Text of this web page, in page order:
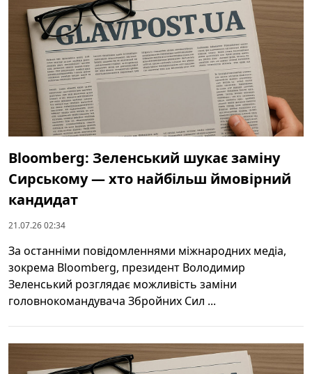
Bloomberg: Зеленський шукає заміну
Сирському — хто найбільш ймовірний
кандидат
21.07.26 02:34
За останніми повідомленнями міжнародних медіа,
зокрема Bloomberg, президент Володимир
Зеленський розглядає можливість заміни
головнокомандувача Збройних Сил ...